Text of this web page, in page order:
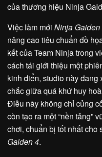
của thương hiệu Ninja
Việc làm mới Ninja
nâng cao tiêu chuẩn đồ
kết của Team Ninja trong
cách tái giới thiệu một
kinh điển, studio này
chắc giữa quá khứ huy
Điều này không chỉ củng
còn tạo ra một “nền tảng”
chơi, chuẩn bị tốt nhất cho
Gaiden 4.